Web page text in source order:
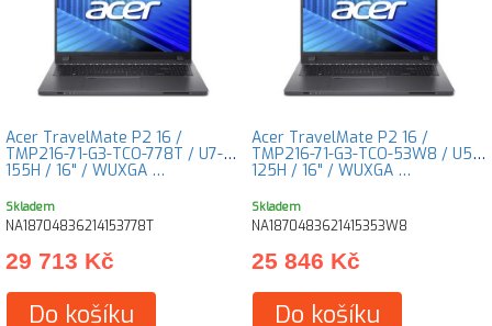
Acer TravelMate P2 16 /
TMP216-71-G3-TCO-778T / U7-
155H / 16" / WUXGA …
Skladem
NA18704836214153778T
29 713 Kč
Do košíku
Acer TravelMate P2 16 /
TMP216-71-G3-TCO-53W8 / U5-
125H / 16" / WUXGA …
Skladem
NA1870483621415353W8
25 846 Kč
Do košíku